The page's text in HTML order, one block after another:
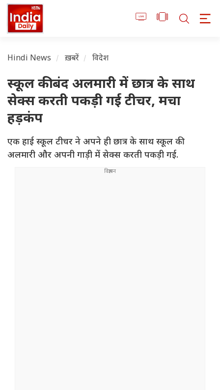
Hindi News ख़बरें विदेश
स्कूल की बंद अलमारी में छात्र के साथ
सेक्स करती पकड़ी गई टीचर, मचा
हड़कंप
एक हाई स्कूल टीचर ने अपने ही छात्र के साथ स्कूल की
अलमारी और अपनी गाड़ी में सेक्स करती पकड़ी गई.